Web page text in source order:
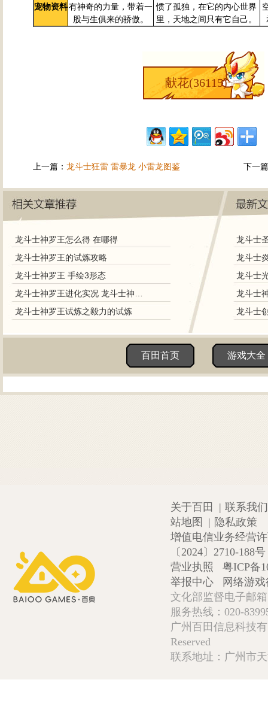
宠物资料有神奇的力量，带着一
股与生俱来的骄傲。
惯了孤独，在它的内心世界
里，天地之间只有它自己。
献花(36115)
上一篇： 龙斗士狂雷 雷暴龙 小雷龙图鉴 下一
龙斗士神罗王怎么得 在哪得
龙斗士神罗王的试炼攻略
龙斗士神罗王 手绘3形态
龙斗士神罗王进化实况 龙斗士神罗王怎样进化
龙斗士神罗王试炼之毅力的试炼
百田首页 游戏大全
关于百田 | 联系我们
站地图
| 隐私政策
增值电信业务经营
〔2024〕2710-188号
营业执照
粤ICP备
举报中心
网络游
文化部监督电子邮
服务热线：020-
广州百田信息科技
Reserved
联系地址：广州市